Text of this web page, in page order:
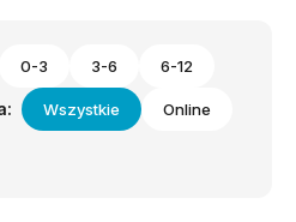
0-3 3-6 6-12
Wszystkie Online